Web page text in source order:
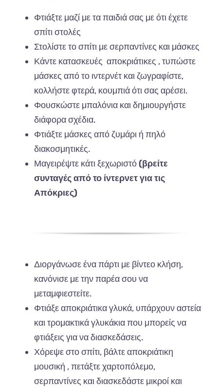
Φτιάξτε μαζί με τα παιδιά σας με ότι έχετε
σπίτι στολές
Στολίστε το σπίτι με σερπαντίνες και μάσκες
Κάντε κατασκευές αποκριάτικες , τυπώστε
μάσκες από το ιντερνέτ και ζωγραφίστε,
κολλήστε φτερά, κουμπιά ότι σας αρέσει.
Φουσκώστε μπαλόνια και δημιουργήστε
διάφορα σχέδια.
Φτιάξτε μάσκες από ζυμάρι ή πηλό
διακοσμητικές.
Μαγειρέψτε κάτι ξεχωριστό(βρείτε
συνταγές από το ίντερνετ για τις
Απόκριες)
Διοργάνωσε ένα πάρτι με βίντεο κλήση,
κανόνισε με την παρέα σου να
μεταμφιεστείτε.
Φτιάξε αποκριάτικα γλυκά, υπάρχουν αστεία
και τρομακτικά γλυκάκια που μπορείς να
φτιάξεις για να διασκεδάσεις.
Χόρεψε στο σπίτι, βάλτε αποκριάτικη
μουσική , πετάξτε χαρτοπόλεμο,
σερπαντίνες και διασκεδάστε μικροί και